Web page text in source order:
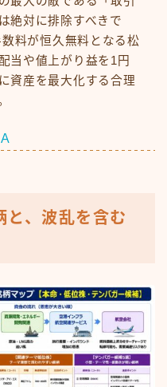
絶対に排除すべきで
料が恒久無料となる松
当や値上がり益を1円
資産を最大化する合理
と、波乱を含む